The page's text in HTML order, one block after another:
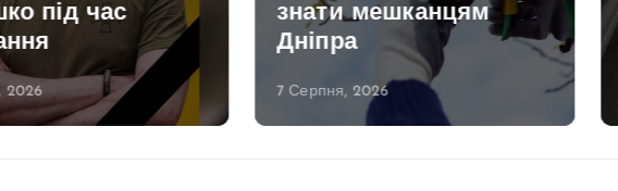
під час
2026
знати мешканцям
Дніпра
7 Серпня, 2026